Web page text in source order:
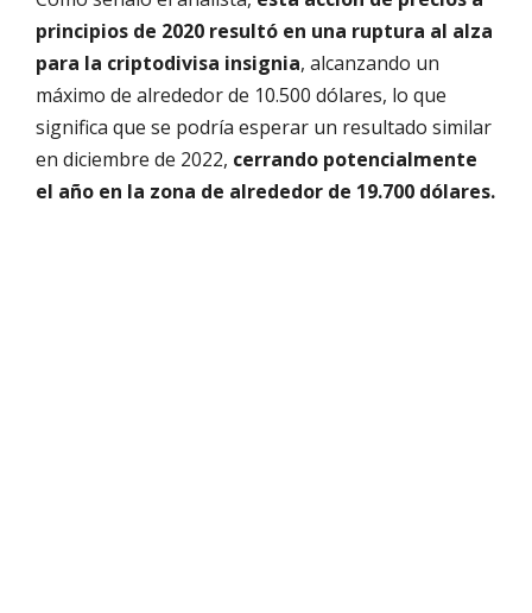
principios de 2020 resultó en una ruptura al alza
para la criptodivisa insignia, alcanzando un
máximo de alrededor de 10.500 dólares, lo que
significa que se podría esperar un resultado similar
en diciembre de 2022, cerrando potencialmente
el año en la zona de alrededor de 19.700 dólares.